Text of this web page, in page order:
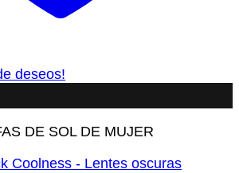
deseos!
DE SOL DE MUJER
Coolness - Lentes oscuras